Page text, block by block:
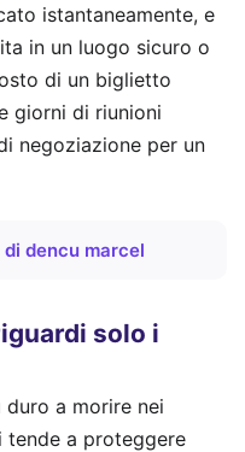
istantaneamente, e
in un luogo sicuro o
di un biglietto
giorni di riunioni
negoziazione per un
dencu marcel
solo i
a morire nei
tende a proteggere